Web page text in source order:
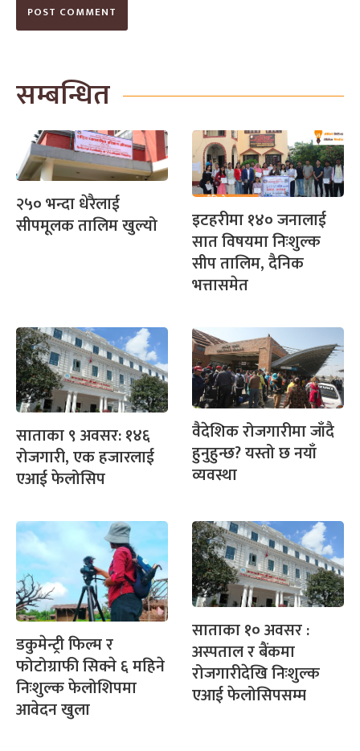
सम्बन्धित
२५० भन्दा धेरैलाई
सीपमूलक तालिम खुल्यो इटहरीमा १४० जनालाई
सात विषयमा निःशुल्क
सीप तालिम, दैनिक
भत्तासमेत
साताका ९ अवसर: १४६
रोजगारी, एक हजारलाई
एआई फेलोसिप
वैदेशिक रोजगारीमा जाँदै
हुनुहुन्छ? यस्तो छ नयाँ
व्यवस्था
डकुमेन्ट्री फिल्म र
फोटोग्राफी सिक्ने ६ महिने
निःशुल्क फेलोशिपमा
आवेदन खुला
साताका १० अवसर :
अस्पताल र बैंकमा
रोजगारीदेखि निःशुल्क
एआई फेलोसिपसम्म